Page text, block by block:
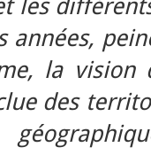
les
années,
la vision
des